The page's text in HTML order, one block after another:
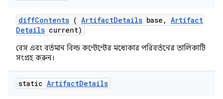
diffContents ( ArtifactDetails base , Artifact
Details current)
বেস এবং বর্তমান বিল্ড কন্টেন্টের মধ্যেকার পরিবর্তনের তালিকাটি
সংগ্রহ করুন।
static ArtifactDetails